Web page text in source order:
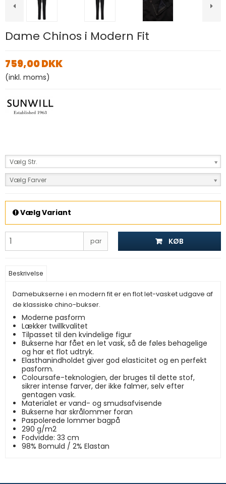
Dame Chinos i Modern Fit
759,00 DKK
(inkl. moms)
Vælg Str.
Vælg Farver
Vælg Variant
par KØB
Beskrivelse
Damebukserne i en modern fit er en flot let-vasket udgave af
de klassiske chino-bukser.
Moderne pasform
Lækker twillkvalitet
Tilpasset til den kvindelige figur
Bukserne har fået en let vask, så de føles behagelige
og har et flot udtryk.
Elasthanindholdet giver god elasticitet og en perfekt
pasform.
Coloursafe-teknologien, der bruges til dette stof,
sikrer intense farver, der ikke falmer, selv efter
gentagen vask.
Materialet er vand- og smudsafvisende
Bukserne har skrålommer foran
Paspolerede lommer bagpå
290 g/m2
Fodvidde: 33 cm
98% Bomuld / 2% Elastan